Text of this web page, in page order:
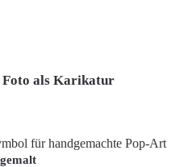
Foto als Karikatur